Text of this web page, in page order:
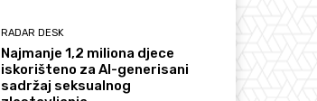
RADAR DESK
Najmanje 1,2 miliona djece
iskorišteno za AI-generisani
sadržaj seksualnog